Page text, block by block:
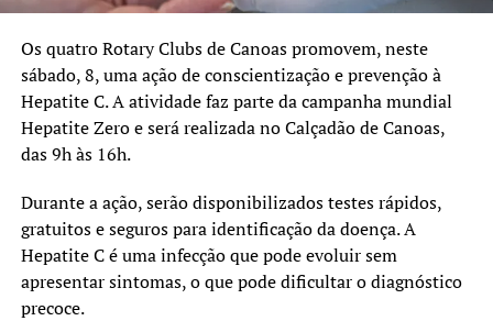
Oficina Alimentação Saudável e Leitura de
Rótulos com Dinâmica da Roleta
Horário: 09 às 11h
16/10 (quinta-feira)
Podcast: Semana da Alimentação – Jornal
Timoneiro
Os quatro Rotary Clubs de Canoas promovem, neste
sábado, 8, uma ação de conscientização e prevenção à
Hepatite C. A atividade faz parte da campanha mundial
Hepatite Zero e será realizada no Calçadão de Canoas,
das 9h às 16h.
Durante a ação, serão disponibilizados testes rápidos,
gratuitos e seguros para identificação da doença. A
Hepatite C é uma infecção que pode evoluir sem
apresentar sintomas, o que pode dificultar o diagnóstico
precoce.